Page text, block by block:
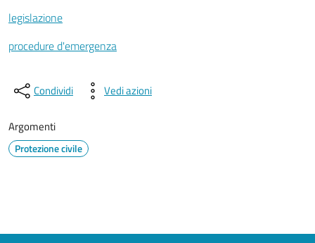
legislazione
procedure d'emergenza
Condividi Vedi azioni
Argomenti
Protezione civile